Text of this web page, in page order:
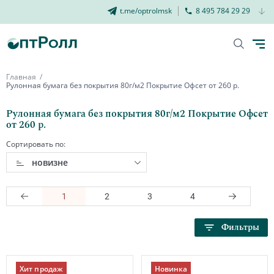
t.me/optrolmsk 8 495 784 29 29
Главная
Рулонная бумага без покрытия 80г/м2 Покрытие Офсет от 260 р.
Рулонная бумага без покрытия 80г/м2 Покрытие Офсет
от 260 р.
Сортировать по:
новизне
1 2 3 4
Фильтры
Хит продаж Новинка